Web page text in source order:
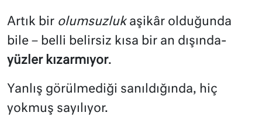
Artık bir olumsuzluk aşikâr olduğunda
bile – belli belirsiz kısa bir an dışında-
yüzler kızarmıyor.
Yanlış görülmediği sanıldığında, hiç
yokmuş sayılıyor.